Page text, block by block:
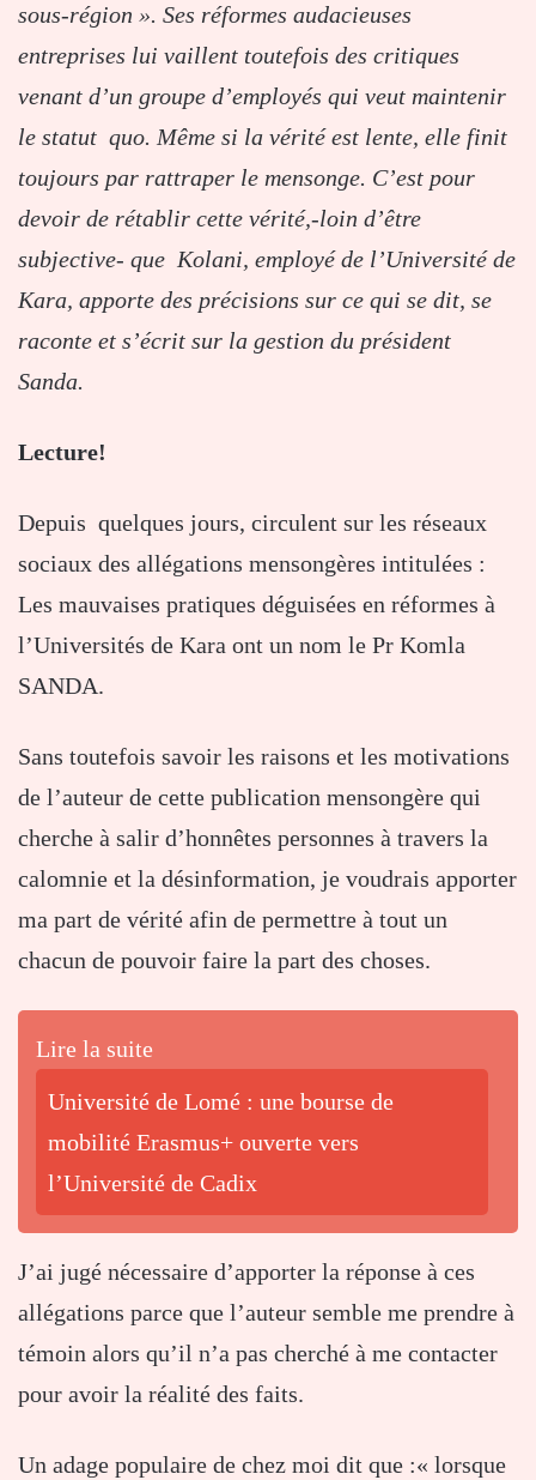
sous-région ». Ses réformes audacieuses
entreprises lui vaillent toutefois des critiques
venant d’un groupe d’employés qui veut maintenir
le statut quo. Même si la vérité est lente, elle finit
toujours par rattraper le mensonge. C’est pour
devoir de rétablir cette vérité,-loin d’être
subjective- que Kolani, employé de l’Université de
Kara, apporte des précisions sur ce qui se dit, se
raconte et s’écrit sur la gestion du président
Sanda.
Lecture!
Depuis quelques jours, circulent sur les réseaux
sociaux des allégations mensongères intitulées :
Les mauvaises pratiques déguisées en réformes à
l’Universités de Kara ont un nom le Pr Komla
SANDA.
Sans toutefois savoir les raisons et les motivations
de l’auteur de cette publication mensongère qui
cherche à salir d’honnêtes personnes à travers la
calomnie et la désinformation, je voudrais apporter
ma part de vérité afin de permettre à tout un
chacun de pouvoir faire la part des choses.
Lire la suite
Université de Lomé : une bourse de
mobilité Erasmus+ ouverte vers
l’Université de Cadix
J’ai jugé nécessaire d’apporter la réponse à ces
allégations parce que l’auteur semble me prendre à
témoin alors qu’il n’a pas cherché à me contacter
pour avoir la réalité des faits.
Un adage populaire de chez moi dit que :« lorsque